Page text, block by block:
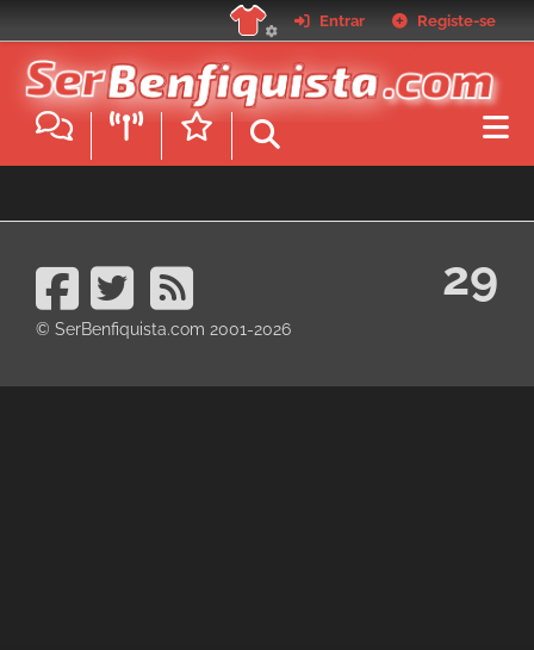
para
conteúdo
principal
Entrar Registe-se
© SerBenfiquista.com 2001-2026
29